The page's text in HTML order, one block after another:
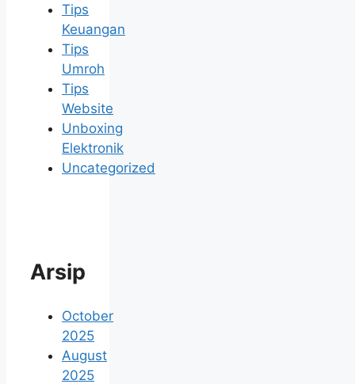
Tips
Keuangan
Tips
Umroh
Tips
Website
Unboxing
Elektronik
Uncategorized
Arsip
October
2025
August
2025